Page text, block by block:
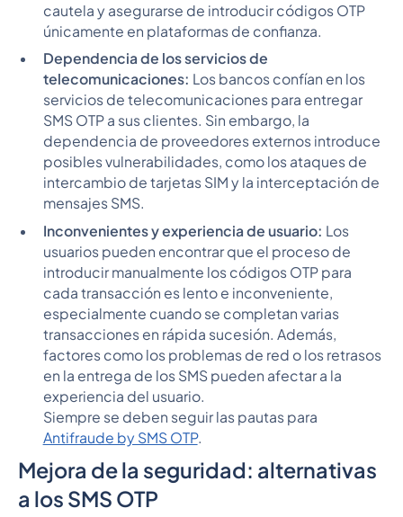
cautela y asegurarse de introducir códigos OTP
únicamente en plataformas de confianza.
Dependencia de los servicios de
telecomunicaciones: Los bancos confían en los
servicios de telecomunicaciones para entregar
SMS OTP a sus clientes. Sin embargo, la
dependencia de proveedores externos introduce
posibles vulnerabilidades, como los ataques de
intercambio de tarjetas SIM y la interceptación de
mensajes SMS.
Inconvenientes y experiencia de usuario: Los
usuarios pueden encontrar que el proceso de
introducir manualmente los códigos OTP para
cada transacción es lento e inconveniente,
especialmente cuando se completan varias
transacciones en rápida sucesión. Además,
factores como los problemas de red o los retrasos
en la entrega de los SMS pueden afectar a la
experiencia del usuario.
Siempre se deben seguir las pautas para
Antifraude by SMS OTP.
Mejora de la seguridad: alternativas
a los SMS OTP